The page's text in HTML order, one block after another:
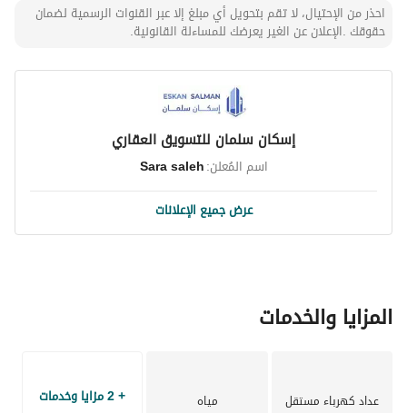
احذر من الإحتيال، لا تقم بتحويل أي مبلغ إلا عبر القنوات الرسمية لضمان
حقوقك .الإعلان عن الغير يعرضك للمساءلة القانونية.
إسكان سلمان للتسويق العقاري
اسم المُعلن:Sara saleh
عرض جميع الإعلانات
المزايا والخدمات
عداد كهرباء مستقل مياه + 2 مزايا وخدمات